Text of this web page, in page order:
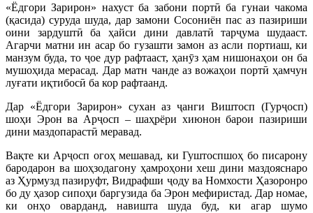
«Ёдгори Зарирон» нахуст ба забони портӣ ба гунаи чакома
(қасида) суруда шуда, дар замони Сосониён пас аз пазириши
оини зардуштӣ ба ҳайси дини давлатӣ тарҷума шудааст.
Агарчи матни ин асар бо гузашти замон аз асли портиаш, ки
манзум буда, то ҷое дур рафтааст, ҳанӯз ҳам нишонаҳои он ба
мушоҳида мерасад. Дар матн чанде аз вожаҳои портӣ ҳамчун
луғати иқтибосӣ ба кор рафтаанд.
Дар «Ёдгори Зарирон» сухан аз ҷанги Виштосп (Гурҷосп)
шоҳи Эрон ва Арҷосп – шаҳрёри хиюнон барои пазириши
дини маздопарастӣ меравад.
Вақте ки Арҷосп огоҳ мешавад, ки Гуштоспшоҳ бо писарону
бародарон ва шоҳзодагону ҳамроҳони хеш дини маздояснаро
аз Ҳурмузд пазируфт, Видрафши ҷоду ва Номхости Ҳазоронро
бо ду ҳазор сипоҳи баргузида ба Эрон мефиристад. Дар номае,
ки онҳо оварданд, навишта шуда буд, ки агар шумо